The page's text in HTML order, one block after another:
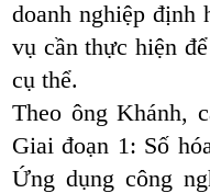
doanh nghiệp định
vụ cần thực hiện
cụ thể.
Theo ông Khánh,
Giai đoạn 1: Số
Ứng dụng công